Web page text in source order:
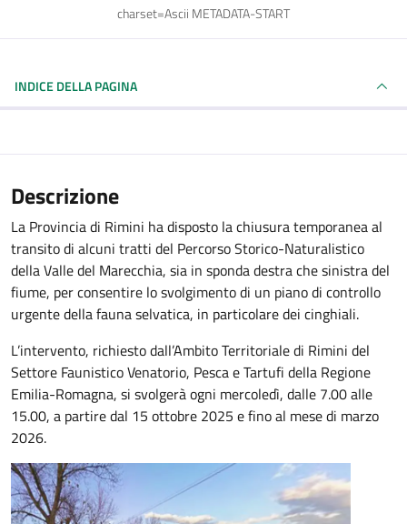
charset=Ascii METADATA-START
INDICE DELLA PAGINA
Descrizione
La Provincia di Rimini ha disposto la chiusura temporanea al
transito di alcuni tratti del Percorso Storico-Naturalistico
della Valle del Marecchia, sia in sponda destra che sinistra del
fiume, per consentire lo svolgimento di un piano di controllo
urgente della fauna selvatica, in particolare dei cinghiali.
L’intervento, richiesto dall’Ambito Territoriale di Rimini del
Settore Faunistico Venatorio, Pesca e Tartufi della Regione
Emilia-Romagna, si svolgerà ogni mercoledì, dalle 7.00 alle
15.00, a partire dal 15 ottobre 2025 e fino al mese di marzo
2026.